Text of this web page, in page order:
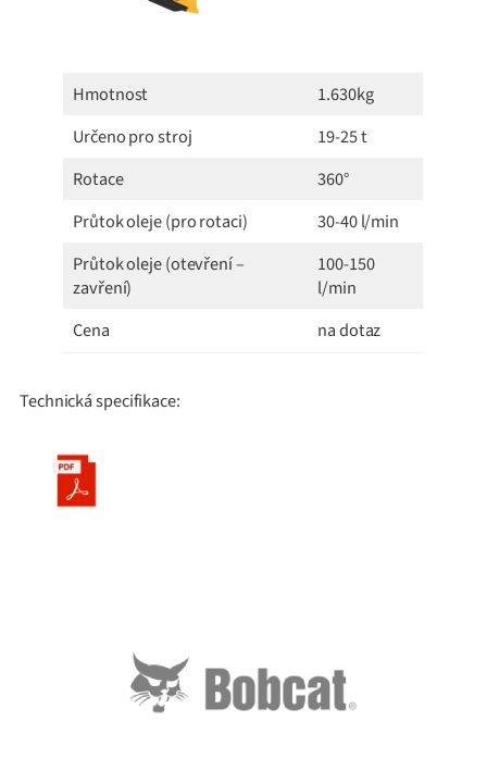
Hmotnost
1.630kg
Určeno pro stroj
19-25 t
Rotace
360°
Průtok oleje (pro rotaci)
30-40 l/min
Průtok oleje (otevření –
zavření)
100-150
l/min
Cena
na dotaz
Technická specifikace: